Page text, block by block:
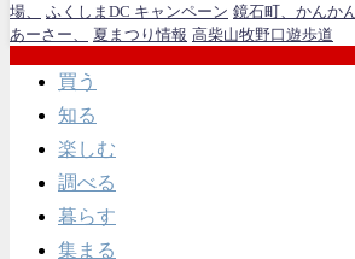
場、
ふくしまDC キャンペーン 鏡石町、かんか
あーさー、
夏まつり情報 高柴山牧野口遊歩道
買う
知る
楽しむ
調べる
暮らす
集まる